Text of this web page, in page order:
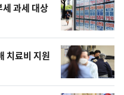
과세 대상
치료비 지원